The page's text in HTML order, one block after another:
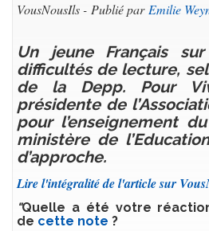
VousNousIls - Publié par Emilie
Un jeune Français
difficultés de lecture,
de la Depp. Pour
présidente de
pour l’enseignement
ministère de
d’approche.
Lire l'intégralité de l'article sur
"Quelle a été votre
de cette note ?